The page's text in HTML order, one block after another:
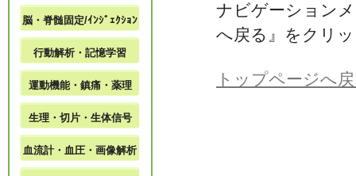
ナビゲーション
へ戻る』をクリ
トップページへ
脳・脊髄固定/ｲﾝｼﾞｪｸｼｮﾝ
行動解析・記憶学習
運動機能・鎮痛・薬理
生理・切片・生体信号
血流計・血圧・画像解析